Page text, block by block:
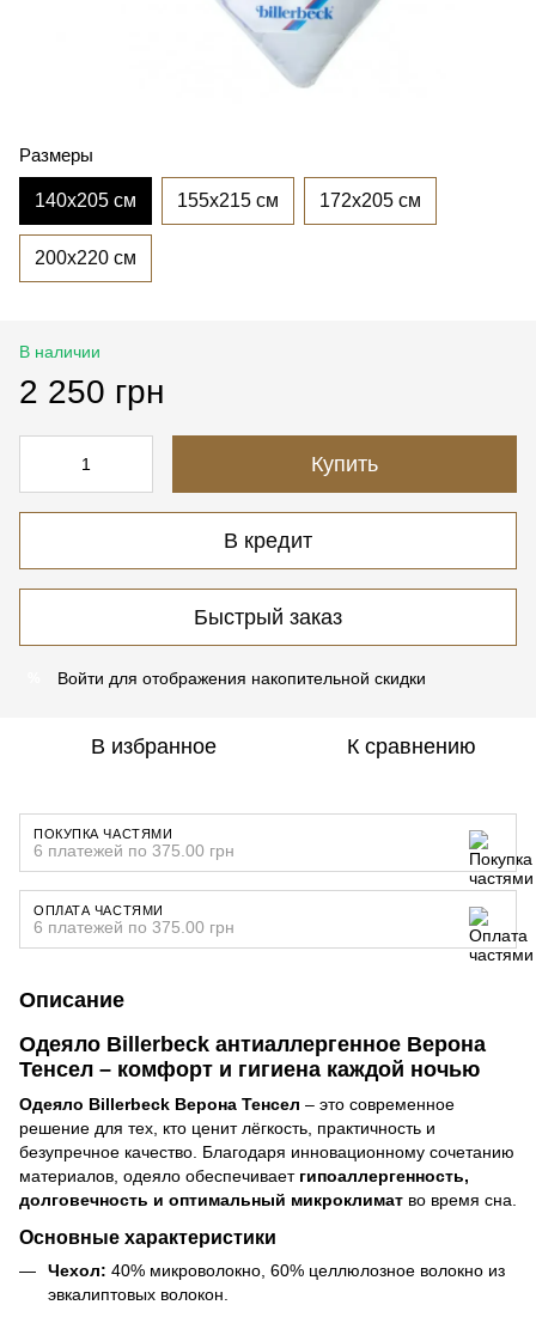
Размеры
140x205 см 155x215 см 172x205 см
200x220 см
В наличии
2 250 грн
Купить
В кредит
Быстрый заказ
Войти для отображения накопительной скидки
В избранное К сравнению
ПОКУПКА ЧАСТЯМИ
6 платежей по 375.00 грн
ОПЛАТА ЧАСТЯМИ
6 платежей по 375.00 грн
Описание
Одеяло Billerbeck антиаллергенное Верона
Тенсел – комфорт и гигиена каждой ночью
Одеяло Billerbeck Верона Тенсел – это современное
решение для тех, кто ценит лёгкость, практичность и
безупречное качество. Благодаря инновационному сочетанию
материалов, одеяло обеспечивает гипоаллергенность,
долговечность и оптимальный микроклимат во время сна.
Основные характеристики
Чехол: 40% микроволокно, 60% целлюлозное волокно из
эвкалиптовых волокон.